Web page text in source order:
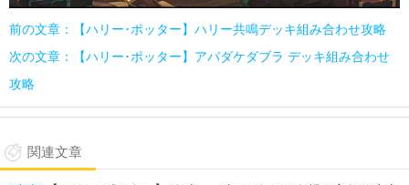
前の文章：【ハリー･ポッター】ハリー共鳴デッキ組み合わせ攻略
次の文章：【ハリー･ポッター】アバダケダブラ デッキ組み合わせ
攻略
関連文章